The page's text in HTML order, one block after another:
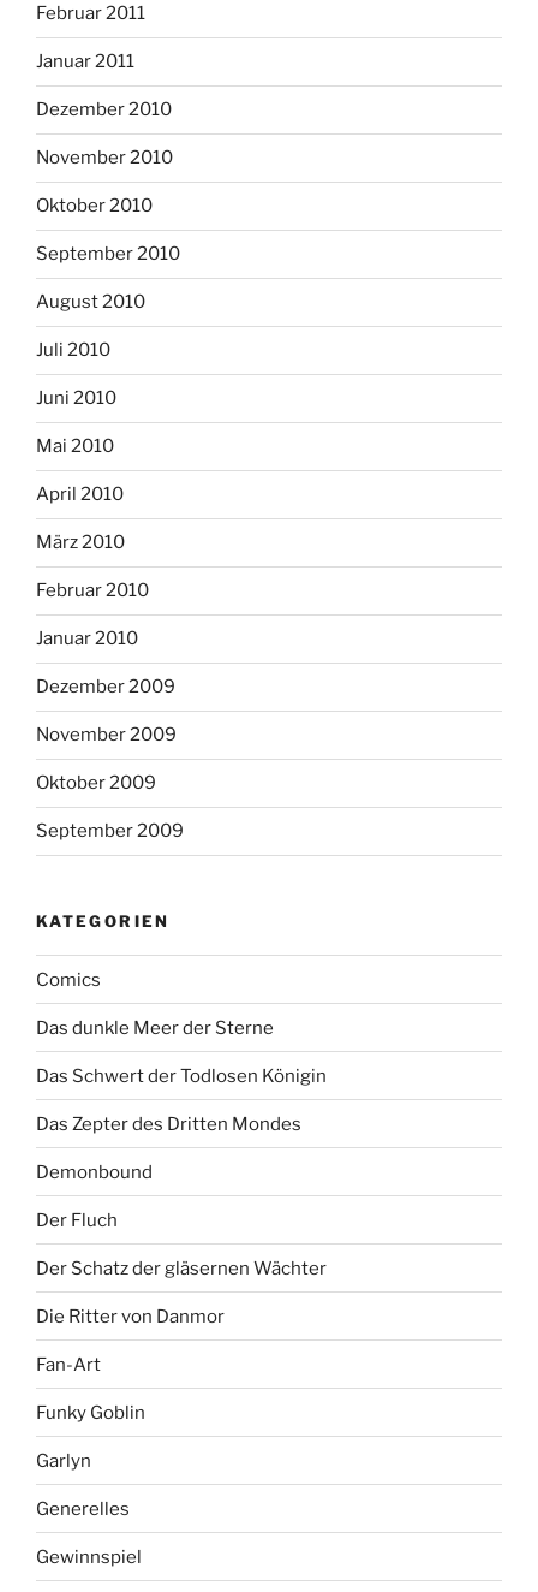
Februar 2011
Januar 2011
Dezember 2010
November 2010
Oktober 2010
September 2010
August 2010
Juli 2010
Juni 2010
Mai 2010
April 2010
März 2010
Februar 2010
Januar 2010
Dezember 2009
November 2009
Oktober 2009
September 2009
KATEGORIEN
Comics
Das dunkle Meer der Sterne
Das Schwert der Todlosen Königin
Das Zepter des Dritten Mondes
Demonbound
Der Fluch
Der Schatz der gläsernen Wächter
Die Ritter von Danmor
Fan-Art
Funky Goblin
Garlyn
Generelles
Gewinnspiel